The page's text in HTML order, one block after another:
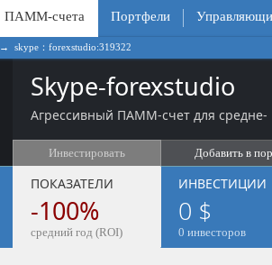
ПАММ-счета Портфели
→ skype：forexstudio:319322
Skype-forexstudio
Агрессивный ПАММ-счет для средне-
Инвестировать Добавить в
ПОКАЗАТЕЛИ
-100%
средний год (ROI)
ИНВЕСТИЦИИ
0 $
0 инвесторов